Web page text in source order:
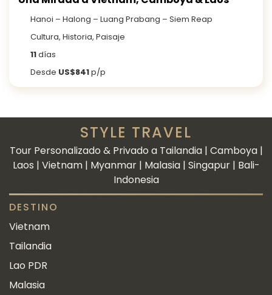
Hanoi – Halong – Luang Prabang – Siem Reap
Cultura, Historia, Paisaje
11días
Desde US$841p/p
STYLE TRAVEL
Tour Personalizado & Privado a Tailandia | Camboya |
Laos | Vietnam | Myanmar | Malasia | Singapur | Bali-
Indonesia
DESTINO
Vietnam
Tailandia
Lao PDR
Malasia